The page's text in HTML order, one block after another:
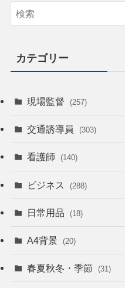
カテゴリー
現場監督 (257)
(52)
(74)
交通誘導員 (303)
(64)
(53)
看護師 (140)
(53)
(36)
ビジネス (288)
(120)
(12)
(49)
(8)
日常用品 (18)
(13)
A4背景 (20)
(5)
春夏秋冬・季節 (31)